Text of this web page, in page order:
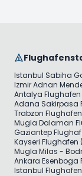
Istanbul Sabiha
Izmir Adnan
Antalya Flughafen
Adana Sakirpasa
Trabzon
Mugla Dalaman
Gaziantep
Kayseri Flughafen
Mugla Milas -
Ankara Esenboga
Istanbul